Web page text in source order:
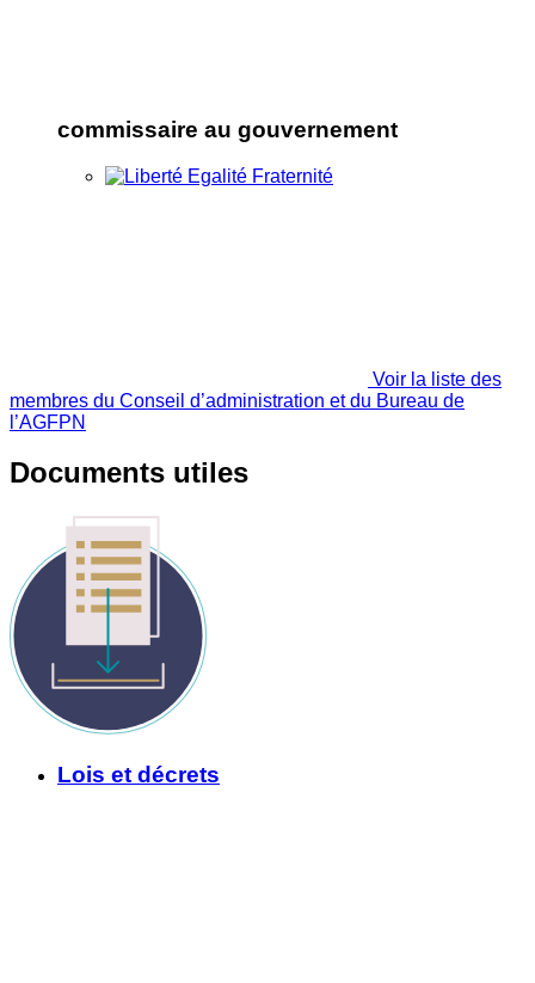
commissaire au gouvernement
Voir la liste des
membres du Conseil d’administration et du Bureau de
l’AGFPN
Documents utiles
Lois et décrets